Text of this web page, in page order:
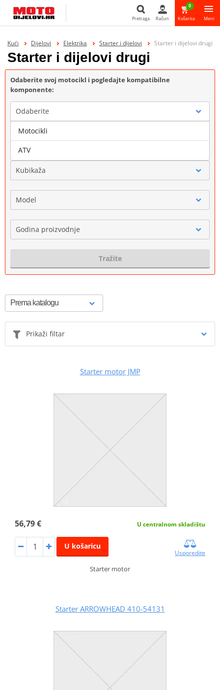
Pretraga
Pretraga Račun
0
Košarica Meni
Kući Dijelovi Elektrika Starter i dijelovi Starter i dijelovi drugi
Starter i dijelovi drugi
Odaberite svoj motocikl i pogledajte kompatibilne
komponente:
Odaberite
Marka
Kubikaža
Model
Godina proizvodnje
Tražite
Prikaži filtar
Starter motor JMP
56,79 € U centralnom skladištu
U košaricu
Usporedite
Starter motor
Starter ARROWHEAD 410-54131
Motocikli
ATV